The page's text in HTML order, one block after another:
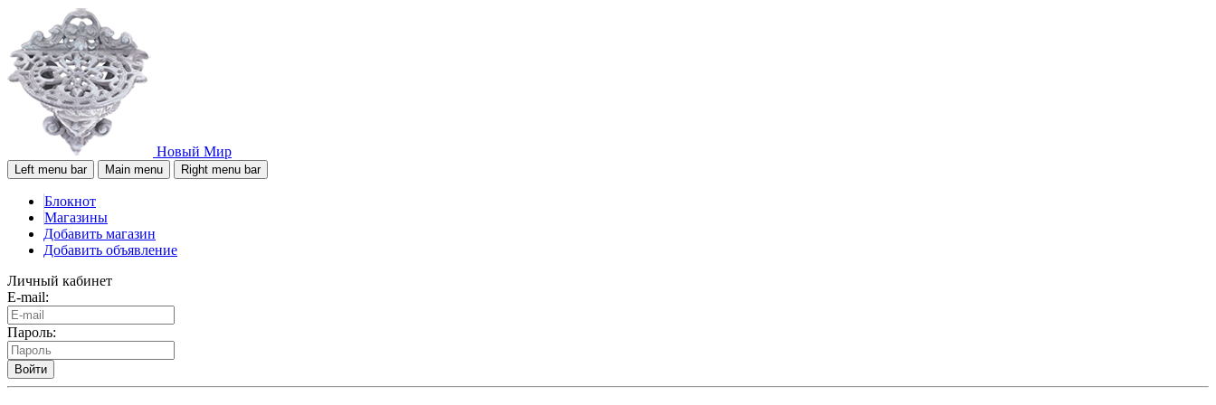
Новый Мир
Left menu bar Main menu Right menu bar
Блокнот
Магазины
Добавить магазин
Добавить объявление
Личный кабинет
E-mail:
Пароль:
Войти